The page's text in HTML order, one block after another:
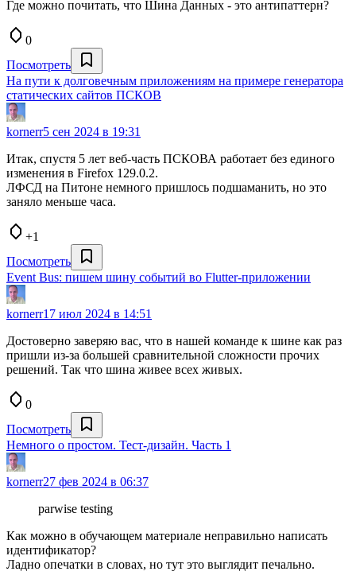
Где можно почитать, что Шина Данных - это антипаттерн?
0
Посмотреть
На пути к долговечным приложениям на примере генератора
статических сайтов ПСКОВ
kornerr5 сен 2024 в 19:31
Итак, спустя 5 лет веб-часть ПСКОВА работает без единого
изменения в Firefox 129.0.2.
ЛФСД на Питоне немного пришлось подшаманить, но это
заняло меньше часа.
+1
Посмотреть
Event Bus: пишем шину событий во Flutter-приложении
kornerr17 июл 2024 в 14:51
Достоверно заверяю вас, что в нашей команде к шине как раз
пришли из-за большей сравнительной сложности прочих
решений. Так что шина живее всех живых.
0
Посмотреть
Немного о простом. Тест-дизайн. Часть 1
kornerr27 фев 2024 в 06:37
parwise testing
Как можно в обучающем материале неправильно написать
идентификатор?
Ладно опечатки в словах, но тут это выглядит печально.